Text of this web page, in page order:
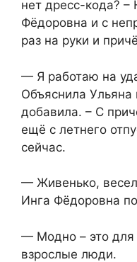
нет дресс-кода?
Фёдоровна и с
раз на руки и
— Я работаю на
Объяснила
добавила. – С
ещё с летнего
сейчас.
— Живенько,
Инга Фёдоровна
— Модно – это
взрослые люди.